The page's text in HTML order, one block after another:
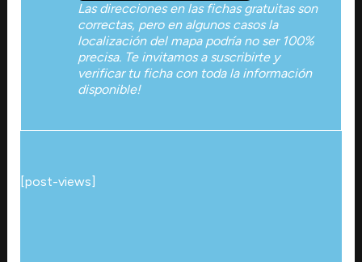
Las direcciones en las fichas gratuitas son
correctas, pero en algunos casos la
localización del mapa podría no ser 100%
precisa. Te invitamos a suscribirte y
verificar tu ficha con toda la información
disponible!
[post-views]